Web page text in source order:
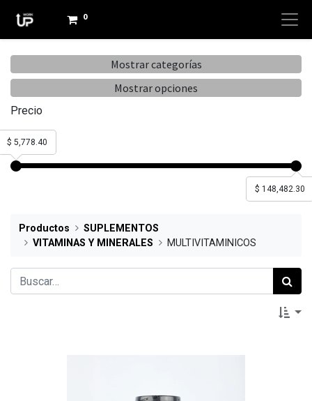
0
Mostrar categorías
Mostrar opciones
Precio
$ 148,482.30
$ 5,778.40
Productos
SUPLEMENTOS
VITAMINAS Y MINERALES
MULTIVITAMINICOS